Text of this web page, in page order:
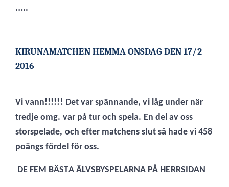
…..
KIRUNAMATCHEN HEMMA ONSDAG DEN 17/2
2016
Vi vann!!!!!! Det var spännande, vi låg under när
tredje omg. var på tur och spela. En del av oss
storspelade, och efter matchens slut så hade vi 458
poängs fördel för oss.
DE FEM BÄSTA ÄLVSBYSPELARNA PÅ HERRSIDAN